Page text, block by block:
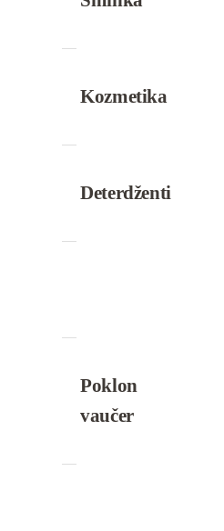
Kozmetika
Deterdženti
Poklon
vaučer